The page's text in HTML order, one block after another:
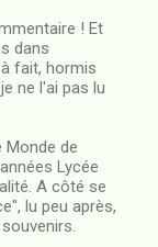
! Et
dans
fait, hormis
ne l'ai pas lu
Monde de
Lycée
A côté se
lu peu après,